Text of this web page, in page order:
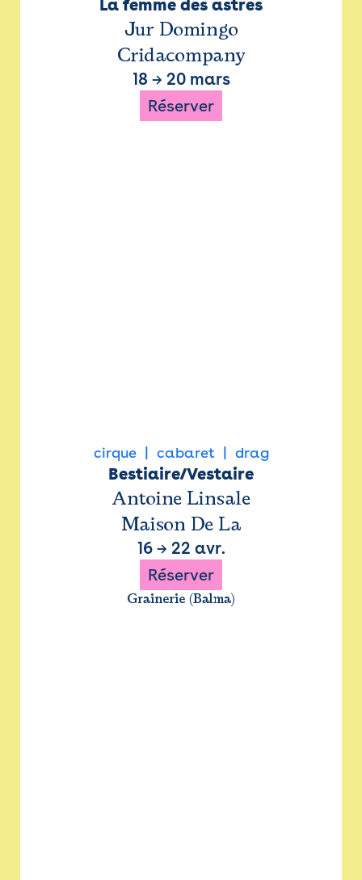
La femme des astres
Jur Domingo
Cridacompany
18 → 20 mars
Réserver
cirque cabaret drag
Bestiaire/Vestaire
Antoine Linsale
Maison De La
16→ 22 avr.
Réserver
Grainerie (Balma)